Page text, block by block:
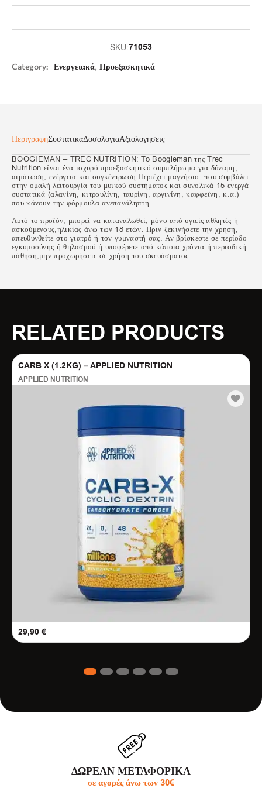
SKU:71053
Category: Ενεργειακά, Προεξασκητικά
ΠεριγραφηΣυστατικαΔοσολογιαΑξιολογησεις
BOOGIEMAN – TREC NUTRITION: To Boogieman της Trec
Nutrition είναι ένα ισχυρό προεξασκητικό συμπλήρωμα για δύναμη,
αιμάτωση, ενέργεια και συγκέντρωση.Περιέχει μαγνήσιο που συμβάλει
στην ομαλή λειτουργία του μυικού συστήματος και συνολικά 15 ενεργά
συστατικά (αλανίνη, κιτρουλίνη, ταυρίνη, αργινίνη, καφφεϊνη, κ.α.)
που κάνουν την φόρμουλα ανεπανάληπτη.
Αυτό το προϊόν, μπορεί να καταναλωθεί, μόνο από υγιείς αθλητές ή
ασκούμενους,ηλικίας άνω των 18 ετών. Πριν ξεκινήσετε την χρήση,
απευθυνθείτε στο γιατρό ή τον γυμναστή σας. Αν βρίσκεστε σε περίοδο
εγκυμοσύνης ή θηλασμού ή υποφέρετε από κάποια χρόνια ή περιοδική
πάθηση,μην προχωρήσετε σε χρήση του σκευάσματος.
RELATED PRODUCTS
CARB X (1.2KG) – APPLIED NUTRITION
APPLIED NUTRITION
29,90 €
3 4 5 6
ΔΩΡΕΑΝ ΜΕΤΑΦΟΡΙΚΑ
σε αγορές άνω των 30€